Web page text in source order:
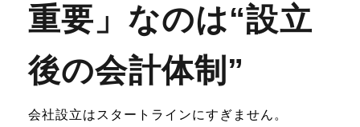
重要」なのは“設立
後の会計体制”
会社設立はスタートラインにすぎません。